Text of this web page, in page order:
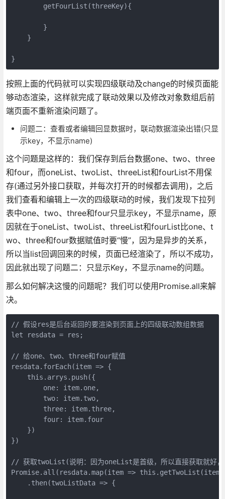
        getFourList(threeKey){
        }
    }
}
按照上面的代码就可以实现四级联动及change的时候页面能
够动态渲染，这样就完成了联动效果以及修改对象数组后前
端页面不重新渲染问题了。
问题二：查看或者编辑回显数据时，联动数据渲染出错(只显
示key，不显示name)
这个问题是这样的：我们保存到后台数据one、two、three
和four，而oneList、twoList、threeList和fourList不用保
存(通过另外接口获取，并每次打开的时候都去调用)，之后
我们查看和编辑上一次的四级联动的时候，我们发现下拉列
表中one、two、three和four只显示key，不显示name，原
因就在于oneList、twoList、threeList和fourList比one、t
wo、three和four数据赋值时要“慢”，因为是异步的关系，
所以当list回调回来的时候，页面已经渲染了，所以不成功，
因此就出现了问题二：只显示Key，不显示name的问题。
那么如何解决这慢的问题呢？我们可以使用Promise.all来解
决。
// 假设res是后台返回的要渲染到页面上的四级联动数组数据
let resdata = res;
// 给one、two、three和four赋值
resdata.forEach(item => {
    this.arrys.push({
        one: item.one,
        two: item.two,
        three: item.three,
        four: item.four
    })
})
// 获取twoList(说明：因为oneList是首级，所以直接获取就好，
Promise.all(resdata.map(item =>
    .then(twoListData => {